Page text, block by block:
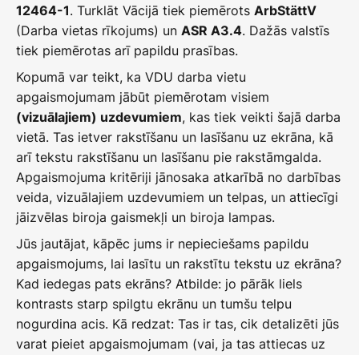
12464-1. Turklāt Vācijā tiek piemērots ArbStättV
(Darba vietas rīkojums) un ASR A3.4. Dažās valstīs
tiek piemērotas arī papildu prasības.
Kopumā var teikt, ka VDU darba vietu
apgaismojumam jābūt piemērotam visiem
(vizuālajiem) uzdevumiem, kas tiek veikti šajā darba
vietā. Tas ietver rakstīšanu un lasīšanu uz ekrāna, kā
arī tekstu rakstīšanu un lasīšanu pie rakstāmgalda.
Apgaismojuma kritēriji jānosaka atkarībā no darbības
veida, vizuālajiem uzdevumiem un telpas, un attiecīgi
jāizvēlas biroja gaismekļi un biroja lampas.
Jūs jautājat, kāpēc jums ir nepieciešams papildu
apgaismojums, lai lasītu un rakstītu tekstu uz ekrāna?
Kad iedegas pats ekrāns? Atbilde: jo pārāk liels
kontrasts starp spilgtu ekrānu un tumšu telpu
nogurdina acis. Kā redzat: Tas ir tas, cik detalizēti jūs
varat pieiet apgaismojumam (vai, ja tas attiecas uz